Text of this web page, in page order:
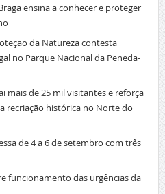
ensina a conhecer e proteger
da Natureza contesta
no Parque Nacional da Peneda-
mais de 25 mil visitantes e reforça
recriação histórica no Norte do
de 4 a 6 de setembro com três
funcionamento das urgências da